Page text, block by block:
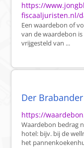
https://
fiscaaljuristen.nl/
Een waardebon of
van de waardebon
vrijgesteld van ...
Der
https://
Waardebon bedrag
hotel: bijv. bij de
het